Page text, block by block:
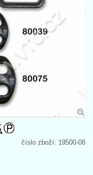
číslo zboží: 19500-08